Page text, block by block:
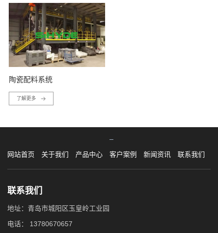
陶瓷配料系统
了解更多
网站首页 关于我们 产品中心 客户案例 新闻资讯 联系我们
联系我们
地址：青岛市城阳区玉皇岭工业园
电话： 13780670657